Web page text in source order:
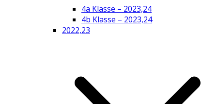
4a Klasse – 2023,24
4b Klasse – 2023,24
2022,23